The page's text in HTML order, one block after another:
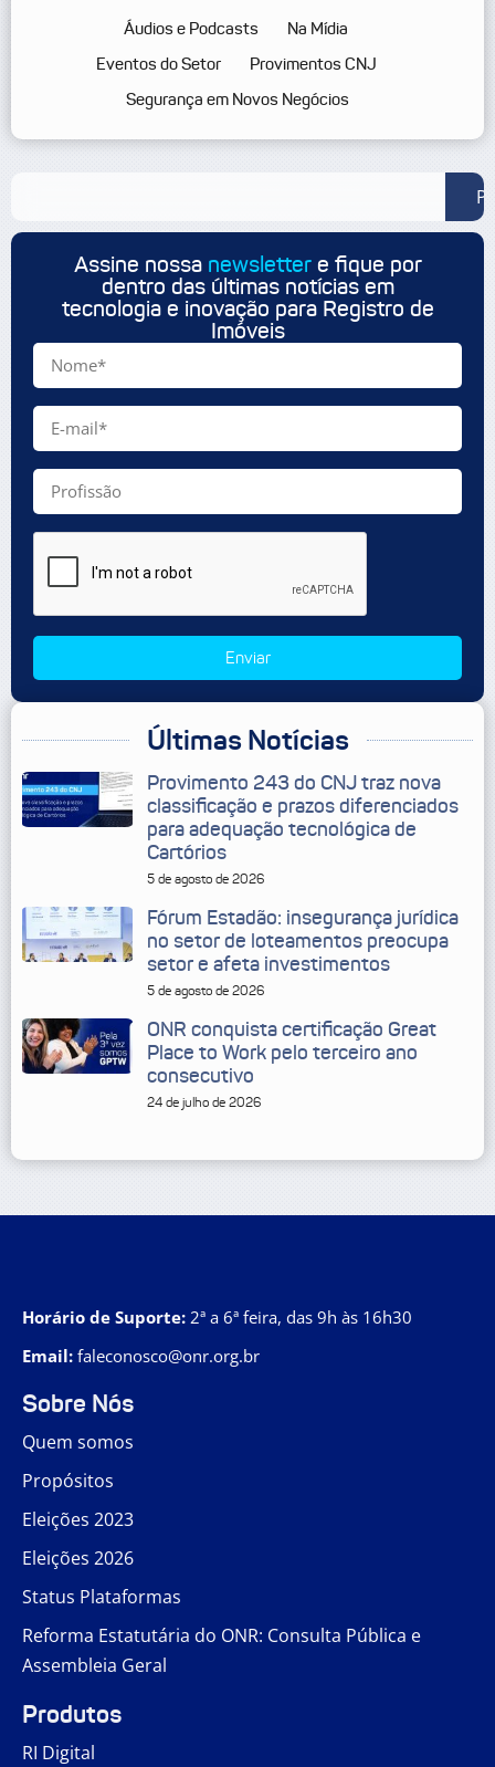
Áudios e Podcasts
Na Mídia
Eventos do Setor
Provimentos CNJ
Segurança em Novos Negócios
Assine nossa newslettere fique por
dentro das últimas notícias em
tecnologia e inovação para Registro de
Imóveis
Enviar
Últimas Notícias
Provimento 243 do CNJ traz nova
classificação e prazos diferenciados
para adequação tecnológica de
Cartórios
5 de agosto de 2026
Fórum Estadão: insegurança jurídica
no setor de loteamentos preocupa
setor e afeta investimentos
5 de agosto de 2026
ONR conquista certificação Great
Place to Work pelo terceiro ano
consecutivo
24 de julho de 2026
Horário de Suporte: 2ª a 6ª feira, das 9h às 16h30
Email: faleconosco@onr.org.br
Sobre Nós
Quem somos
Propósitos
Eleições 2023
Eleições 2026
Status Plataformas
Reforma Estatutária do ONR: Consulta Pública e
Assembleia Geral
Produtos
RI Digital